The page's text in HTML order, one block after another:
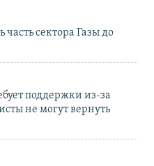
сектора Газы до
поддержки из-за
не могут вернуть